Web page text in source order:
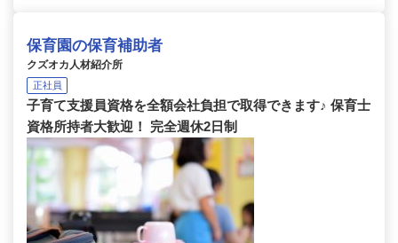
保育園の保育補助者
クズオカ人材紹介所
正社員
子育て支援員資格を全額会社負担で取得できます♪ 保育士
資格所持者大歓迎！ 完全週休2日制